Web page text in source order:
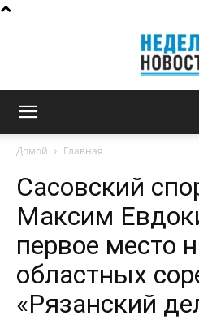
Домой Главная
Сасовский
Максим
первое место
областных
«Рязанский